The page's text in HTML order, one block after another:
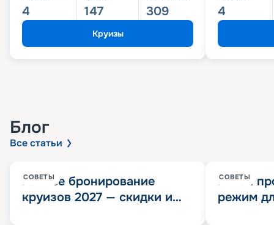
4 147 309
Круизы
4
Блог
Все статьи
СОВЕТЫ
Раннее бронирование
круизов 2027 — скидки и
СОВЕТЫ
Китай
режим